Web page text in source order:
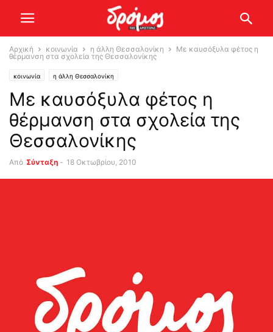
Αρχική κοινωνία η άλλη Θεσσαλονίκη
Με καυσόξυλα φέτος η
θέρμανση στα σχολεία της Θεσσαλονίκης
κοινωνία η άλλη Θεσσαλονίκη
Με καυσόξυλα φέτος η
θέρμανση στα σχολεία της
Θεσσαλονίκης
Από Σύνταξη - 18 Οκτωβρίου, 2010